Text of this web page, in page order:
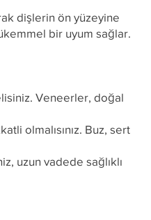
dişlerin ön yüzeyine
bir uyum sağlar.
Veneerler, doğal
olmalısınız. Buz, sert
uzun vadede sağlıklı